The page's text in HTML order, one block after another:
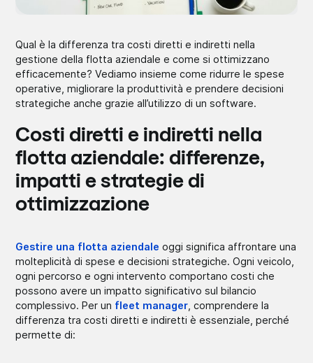
Qual è la differenza tra costi diretti e indiretti nella
gestione della flotta aziendale e come si ottimizzano
efficacemente? Vediamo insieme come ridurre le spese
operative, migliorare la produttività e prendere decisioni
strategiche anche grazie all’utilizzo di un software.
Costi diretti e indiretti nella
flotta aziendale: differenze,
impatti e strategie di
ottimizzazione
Gestire una flotta aziendale oggi significa affrontare una
molteplicità di spese e decisioni strategiche. Ogni veicolo,
ogni percorso e ogni intervento comportano costi che
possono avere un impatto significativo sul bilancio
complessivo. Per un fleet manager , comprendere la
differenza tra costi diretti e indiretti è essenziale, perché
permette di: